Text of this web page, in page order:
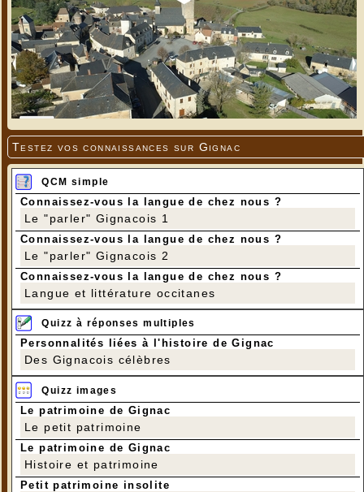
Testez vos connaissances sur Gignac
QCM simple
Connaissez-vous la langue de chez nous ?
Le "parler" Gignacois 1
Connaissez-vous la langue de chez nous ?
Le "parler" Gignacois 2
Connaissez-vous la langue de chez nous ?
Langue et littérature occitanes
Quizz à réponses multiples
Personnalités liées à l'histoire de Gignac
Des Gignacois célèbres
Quizz images
Le patrimoine de Gignac
Le petit patrimoine
Le patrimoine de Gignac
Histoire et patrimoine
Petit patrimoine insolite